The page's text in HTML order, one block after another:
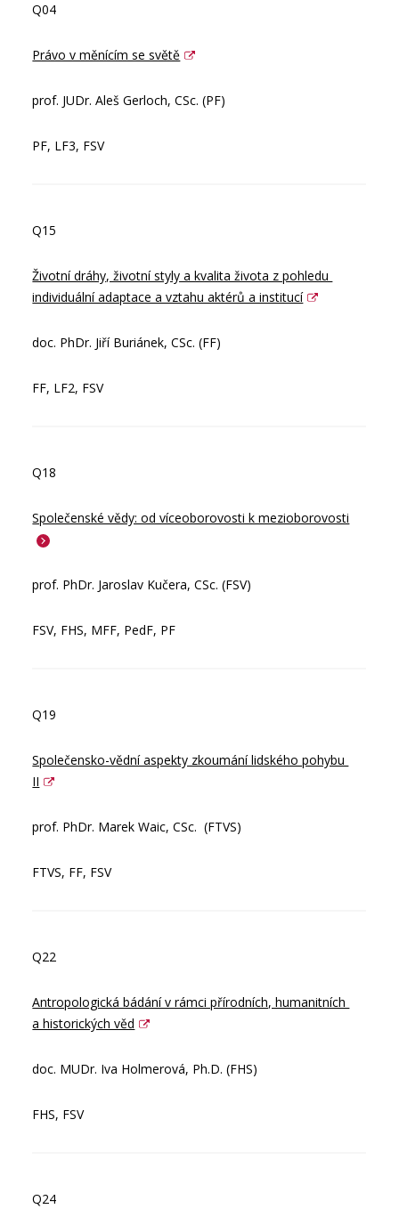
Q04
Právo v měnícím se světě
prof. JUDr. Aleš Gerloch, CSc. (PF)
PF, LF3, FSV
Q15
Životní dráhy, životní styly a kvalita života z pohledu
individuální adaptace a vztahu aktérů a institucí
doc. PhDr. Jiří Buriánek, CSc. (FF)
FF, LF2, FSV
Q18
Společenské vědy: od víceoborovosti k mezioborovosti
prof. PhDr. Jaroslav Kučera, CSc. (FSV)
FSV, FHS, MFF, PedF, PF
Q19
Společensko-vědní aspekty zkoumání lidského pohybu
II
prof. PhDr. Marek Waic, CSc. (FTVS)
FTVS, FF, FSV
Q22
Antropologická bádání v rámci přírodních, humanitních
a historických věd
doc. MUDr. Iva Holmerová, Ph.D. (FHS)
FHS, FSV
Q24